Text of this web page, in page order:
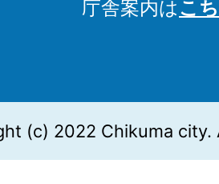
庁舎案内はこ
(c) 2022 Chikuma city.